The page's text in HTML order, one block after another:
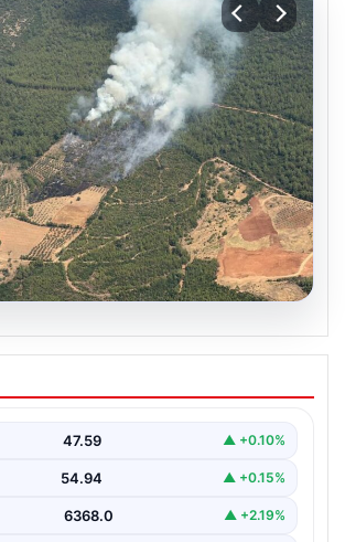
orman yangını
47.59 ▲ +0.10%
54.94 ▲ +0.15%
6368.0 ▲ +2.19%